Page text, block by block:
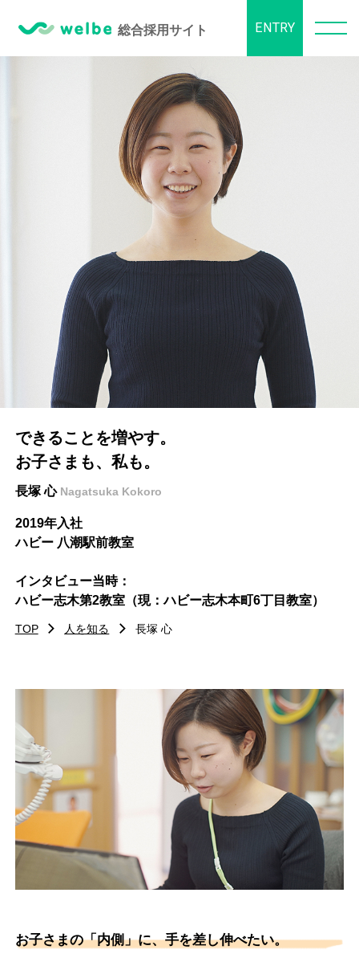
BUSINESS
ABOUT US
数字で見るウェルビー
CULTURE
取り組み・制度
PERSON
人を知る
RECRUIT
採用情報
コーポレートサイト
プライバシーポリシー
ENTRY
できることを増やす。
お子さまも、私も。
長塚 心 Nagatsuka Kokoro
2019年入社
ハビー 八潮駅前教室
インタビュー当時：
ハビー志木第2教室（現：ハビー志木本町6丁目教室）
TOP 人を知る 長塚 心
お子さまの「内側」に、手を差し伸べたい。